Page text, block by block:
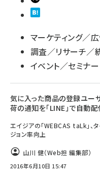
マーケティング／
調査／リサーチ／
イベント／セミナー
気に入った商品の登録ユー
荷の通知を「LINE」で自動
エイジアの「WEBCAS taLk」、
ジョン率向上
山川 健（Web担 編集部）
2016年6月10日 15:47